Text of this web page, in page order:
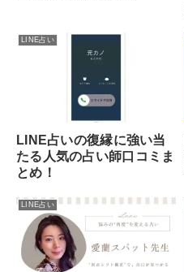
LINE占い
LINE占いの復縁に強い当
たる人気の占い師口コミま
とめ！
LINE占い